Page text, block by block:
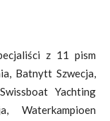
z 11 pism
Batnytt Szwecja,
Yachting
Waterkampioen